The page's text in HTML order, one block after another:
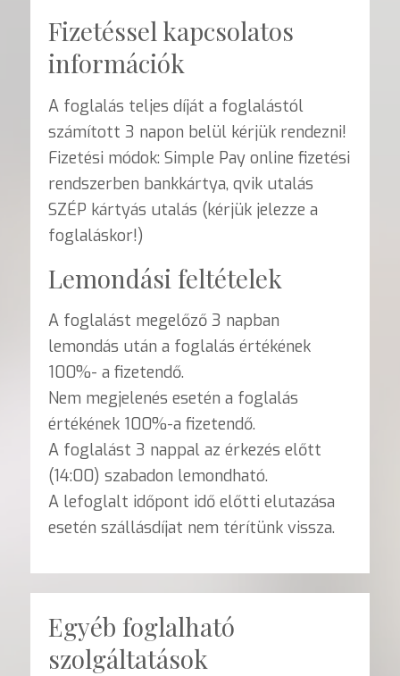
Fizetéssel kapcsolatos
információk
A foglalás teljes díját a foglalástól
számított 3 napon belül kérjük rendezni!
Fizetési módok: Simple Pay online fizetési
rendszerben bankkártya, qvik utalás
SZÉP kártyás utalás (kérjük jelezze a
foglaláskor!)
Lemondási feltételek
A foglalást megelőző 3 napban
lemondás után a foglalás értékének
100%- a fizetendő.
Nem megjelenés esetén a foglalás
értékének 100%-a fizetendő.
A foglalást 3 nappal az érkezés előtt
(14:00) szabadon lemondható.
A lefoglalt időpont idő előtti elutazása
esetén szállásdíjat nem térítünk vissza.
Egyéb foglalható
szolgáltatások